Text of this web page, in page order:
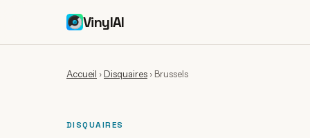
VinylAI
Accueil ›Disquaires › Brussels
DISQUAIRES